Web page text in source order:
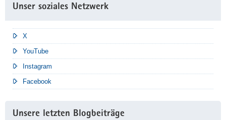
Unser soziales Netzwerk
X
YouTube
Instagram
Facebook
Unsere letzten Blogbeiträge